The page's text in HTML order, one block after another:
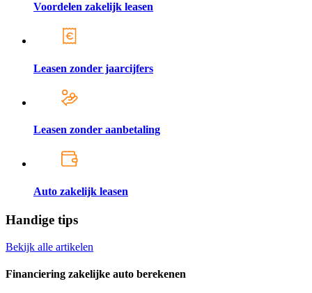
Voordelen zakelijk leasen
Leasen zonder jaarcijfers
Leasen zonder aanbetaling
Auto zakelijk leasen
Handige tips
Bekijk alle artikelen
Financiering zakelijke auto berekenen